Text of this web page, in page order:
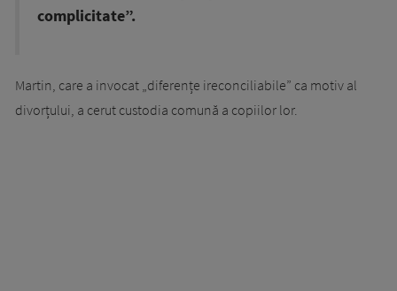
complicitate”.
Martin, care a invocat „diferențe ireconciliabile” ca motiv al
divorțului, a cerut custodia comună a copiilor lor.